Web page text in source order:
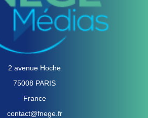
2 avenue Hoche
75008 PARIS
France
contact@fnege.fr